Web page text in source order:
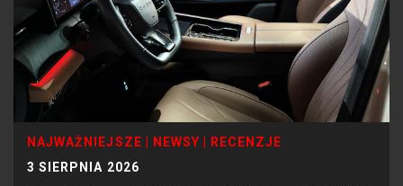
NAJWAŻNIEJSZE NEWSY
RECENZJE
3 SIERPNIA 2026